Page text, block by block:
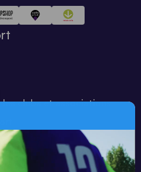
clubs et associations